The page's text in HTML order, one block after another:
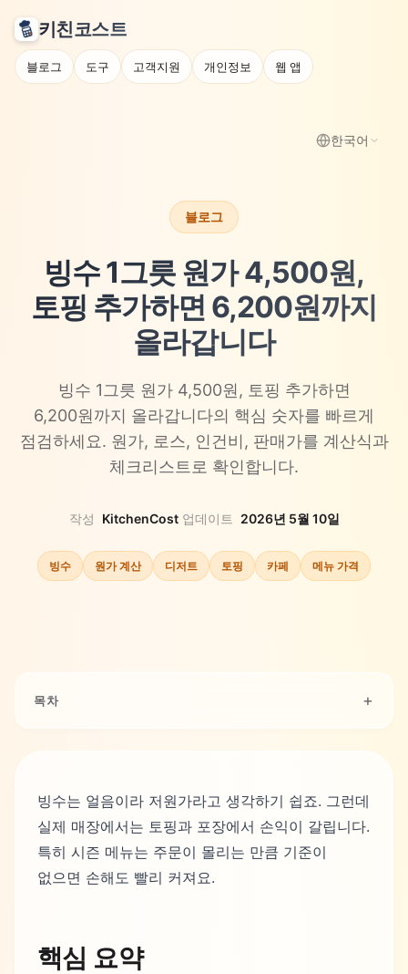
키친코스트
블로그 도구 고객지원 개인정보 웹 앱
한국어
블로그
빙수 1그릇 원가 4,500원,
토핑 추가하면 6,200원까지
올라갑니다
빙수 1그릇 원가 4,500원, 토핑 추가하면
6,200원까지 올라갑니다의 핵심 숫자를 빠르게
점검하세요. 원가, 로스, 인건비, 판매가를 계산식과
체크리스트로 확인합니다.
작성 KitchenCost· 업데이트 2026년 5월 10일
빙수 원가 계산 디저트 토핑 카페 메뉴 가격
목차
빙수는 얼음이라 저원가라고 생각하기 쉽죠. 그런데
실제 매장에서는 토핑과 포장에서 손익이 갈립니다.
특히 시즌 메뉴는 주문이 몰리는 만큼 기준이
없으면 손해도 빨리 커져요.
핵심 요약